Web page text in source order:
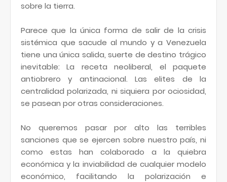
sobre la tierra.
Parece que la única forma de salir de la crisis
sistémica que sacude al mundo y a Venezuela
tiene una única salida, suerte de destino trágico
inevitable: La receta neoliberal, el paquete
antiobrero y antinacional. Las elites de la
centralidad polarizada, ni siquiera por ociosidad,
se pasean por otras consideraciones.
No queremos pasar por alto las terribles
sanciones que se ejercen sobre nuestro país, ni
como estas han colaborado a la quiebra
económica y la inviabilidad de cualquier modelo
económico, facilitando la polarización e